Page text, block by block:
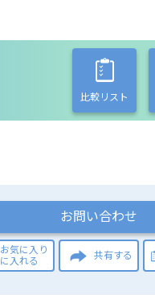
比較リスト
お問い合わせ
お気に入り
に入れる
共有する